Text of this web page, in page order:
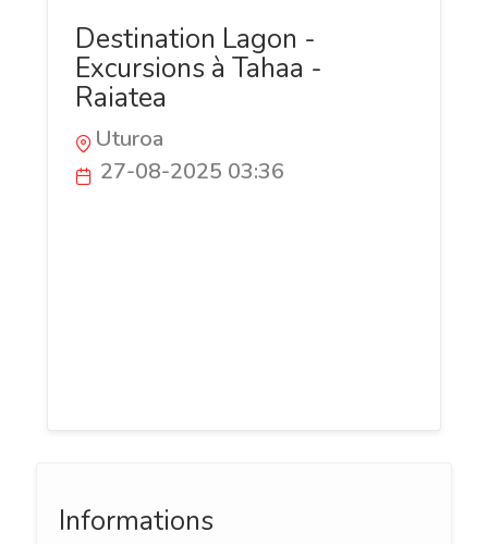
Destination Lagon -
Excursions à Tahaa -
Raiatea
Uturoa
27-08-2025 03:36
Informations